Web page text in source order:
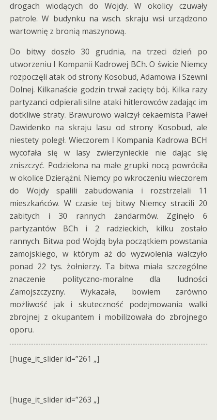
drogach wiodących do Wojdy. W okolicy czuwały
patrole. W budynku na wsch. skraju wsi urządzono
wartownię z bronią maszynową.
Do bitwy doszło 30 grudnia, na trzeci dzień po
utworzeniu I Kompanii Kadrowej BCh. O świcie Niemcy
rozpoczęli atak od strony Kosobud, Adamowa i Szewni
Dolnej. Kilkanaście godzin trwał zacięty bój. Kilka razy
partyzanci odpierali silne ataki hitlerowców zadając im
dotkliwe straty. Brawurowo walczył cekaemista Paweł
Dawidenko na skraju lasu od strony Kosobud, ale
niestety poległ. Wieczorem I Kompania Kadrowa BCH
wycofała się w lasy zwierzynieckie nie dając się
zniszczyć. Podzielona na małe grupki nocą powróciła
w okolice Dzierążni. Niemcy po wkroczeniu wieczorem
do Wojdy spalili zabudowania i rozstrzelali 11
mieszkańców. W czasie tej bitwy Niemcy stracili 20
zabitych i 30 rannych żandarmów. Zginęło 6
partyzantów BCh i 2 radzieckich, kilku zostało
rannych. Bitwa pod Wojdą była początkiem powstania
zamojskiego, w którym aż do wyzwolenia walczyło
ponad 22 tys. żołnierzy. Ta bitwa miała szczególne
znaczenie polityczno-moralne dla ludności
Zamojszczyzny. Wykazała, bowiem zarówno
możliwość jak i skuteczność podejmowania walki
zbrojnej z okupantem i mobilizowała do zbrojnego
oporu.
[huge_it_slider id=”261 „]
[huge_it_slider id=”263 „]